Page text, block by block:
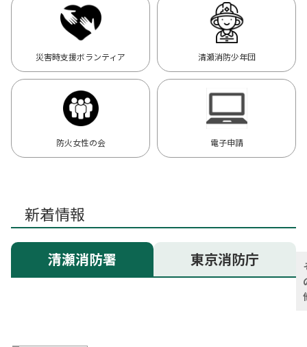
災害時支援ボランティア 清瀬消防少年団
防火女性の会 電子申請
新着情報
清瀬消防署 東京消防庁